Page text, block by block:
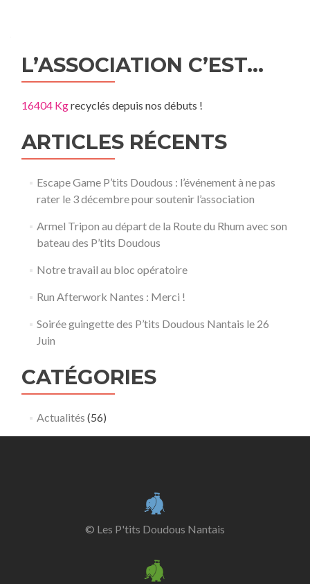
L’ASSOCIATION C’EST…
16404 Kgrecyclés depuis nos débuts !
ARTICLES RÉCENTS
Escape Game P’tits Doudous : l’événement à ne pas
rater le 3 décembre pour soutenir l’association
Armel Tripon au départ de la Route du Rhum avec son
bateau des P’tits Doudous
Notre travail au bloc opératoire
Run Afterwork Nantes : Merci !
Soirée guingette des P’tits Doudous Nantais le 26
Juin
CATÉGORIES
Actualités (56)
© Les P'tits Doudous Nantais